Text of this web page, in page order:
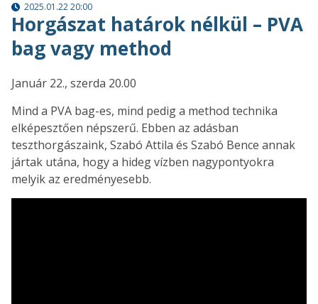
2025.01.22 20:00
Horgászat határok nélkül – PVA
bag vagy method
Január 22., szerda 20.00
Mind a PVA bag-es, mind pedig a method technika
elképesztően népszerű. Ebben az adásban
teszthorgászaink, Szabó Attila és Szabó Bence annak
jártak utána, hogy a hideg vízben nagypontyokra
melyik az eredményesebb.